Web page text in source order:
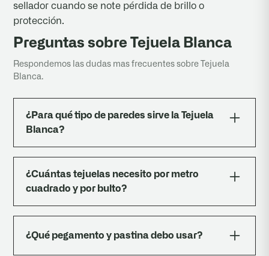
sellador cuando se note pérdida de brillo o
protección.
Preguntas sobre Tejuela Blanca
Respondemos las dudas mas frecuentes sobre Tejuela
Blanca.
¿Para qué tipo de paredes sirve la Tejuela
Blanca?
exteriores: living, frente de casa, halls, locales
comerciales, restaurantes, fondos de TV,
nuestro Impermeabilizante (IM050).
¿Cuántas tejuelas necesito por metro
cuadrado y por bulto?
calcular un 10 % adicional para cortes y
¿Qué pegamento y pastina debo usar?